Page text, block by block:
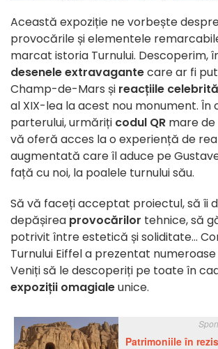
Această expoziție ne vorbește
provocările și elementele
marcat istoria Turnului. Descoperim,
desenele extravagantecare ar fi
Champ-de-Mars și reacțiile
al XIX-lea la acest nou monument. În
parterului, urmăriți codul QR mare
vă oferă acces la o experiență de
augmentată care îl aduce pe
față cu noi, la poalele turnului său.
Să vă faceți acceptat proiectul, să îi
depășirea provocărilor tehnice, să
potrivit între estetică și soliditate...
Turnului Eiffel a prezentat
Veniți să le descoperiți pe toate în
expoziții omagialeunice.